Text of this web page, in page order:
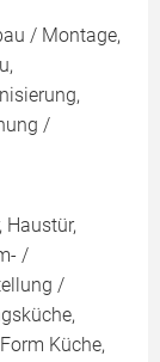
/ Montage,
/
Haustür,
/
/
Küche,